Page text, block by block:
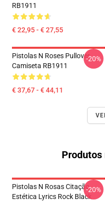
RB1911
€ 22,95 - € 27,55
Pistolas N Roses Pullover
Camiseta RB1911
€ 37,67 - € 44,11
-20%
Produtos
Pistolas N Rosas Citação
Estética Lyrics Rock Black
-20%